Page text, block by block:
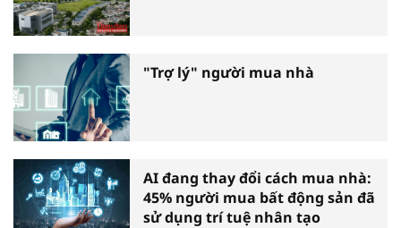
"Trợ lý" người mua nhà
AI đang thay đổi cách mua nhà:
45% người mua bất động sản đã
sử dụng trí tuệ nhân tạo